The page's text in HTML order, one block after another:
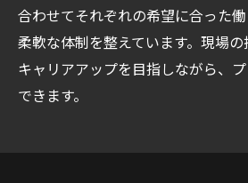
合わせてそれぞれの希望に合った働
柔軟な体制を整えています。現場
キャリアアップを目指しながら、
できます。